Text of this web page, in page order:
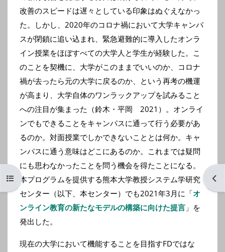
コースインデックスを開く ブ
改善のスピードは遅々としている印象はぬぐえなかっ
た。しかし、2020年のコロナ禍において大学キャンパ
スが閉鎖に追い込まれ、緊急避難的に導入したオンラ
イン授業をほぼすべての大学人と学生が経験した。こ
のことを契機に、大学がこのままでいいのか、コロナ
禍が去ったら元の大学に戻るのか、という再考の機運
が高まり、大学自体のワンラックアップを試みること
への注目が集まった（鈴木・平岡 2021）。オンライ
ンでもできることをキャンパスに通って行う必要があ
るのか。対面授業でしかできないこととは何か。キャ
ンパスに通う意味はどこにあるのか。これまでは疑問
にも思わなかったことを問う機会を得たことになる。
本プログラムを提供する熊本大学教授システム学研究
センター（以下、本センター）でも2021年3月に「オ
ンライン教育の新たなモデルの構築に向けた提言 」を
発出した。
現在の大学において機能することを目指すFDではな